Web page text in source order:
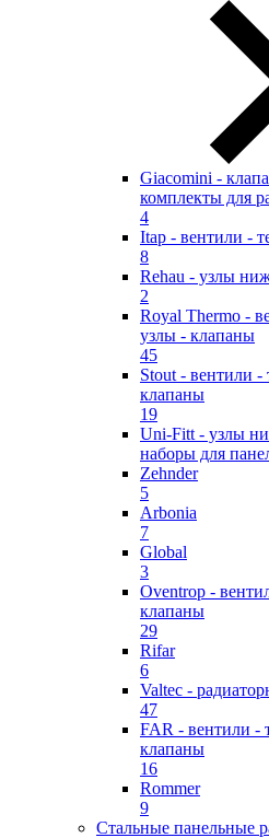
Giacomini -
комплекты для
4
Itap - вентили -
8
Rehau - узлы
2
Royal Thermo -
узлы - клапаны
45
Stout - вентили -
клапаны
19
Uni-Fitt - узлы
наборы для
Zehnder
5
Arbonia
7
Global
3
Oventrop -
клапаны
29
Rifar
6
Valtec -
47
FAR - вентили -
клапаны
16
Rommer
9
Стальные панельные